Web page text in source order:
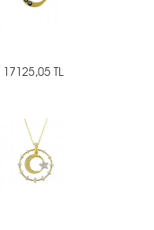
17125,05 TL